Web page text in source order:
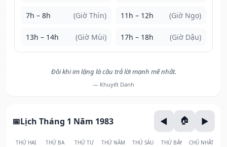
7h – 8h (Giờ Thìn) 11h – 12h (Giờ Ngọ)
13h – 14h (Giờ Mùi) 17h – 18h (Giờ Dậu)
Đôi khi im lặng là câu trả lời mạnh mẽ nhất.
— Khuyết Danh
Lịch Tháng 1 Năm 1983
THỨ HAI THỨ BA THỨ TƯ THỨ NĂM THỨ SÁU THỨ BẢY CHỦ NHẬT